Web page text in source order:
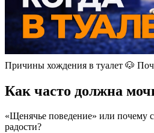
Причины хождения в туалет 🐶
Как часто должна
«Щенячье поведение» или почему
радости?